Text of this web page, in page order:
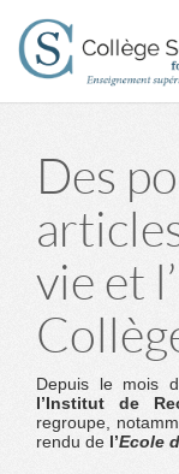
Des
vie et
Depuis le mois
l’Institut de
regroupe,
rendu de l’Ecole